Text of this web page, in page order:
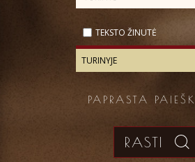
TEKSTO ŽINUTĖ
PAPRASTA